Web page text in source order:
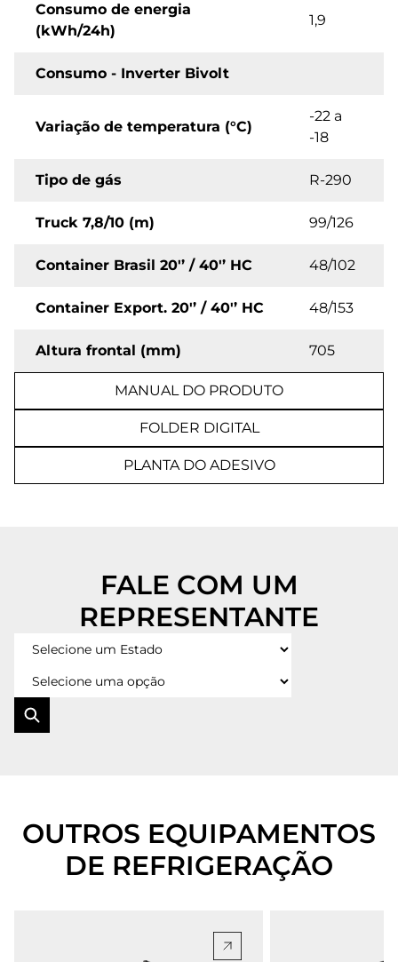
Consumo de energia
(kWh/24h)
1,9
Consumo - Inverter Bivolt
Variação de temperatura (°C)
-22 a
-18
Tipo de gás R-290
Truck 7,8/10 (m) 99/126
Container Brasil 20'’ / 40'’ HC 48/102
Container Export. 20'’ / 40'’ HC 48/153
Altura frontal (mm) 705
MANUAL DO PRODUTO
FOLDER DIGITAL
PLANTA DO ADESIVO
FALE COM UM
REPRESENTANTE
BUSCAR
OUTROS EQUIPAMENTOS
DE REFRIGERAÇÃO